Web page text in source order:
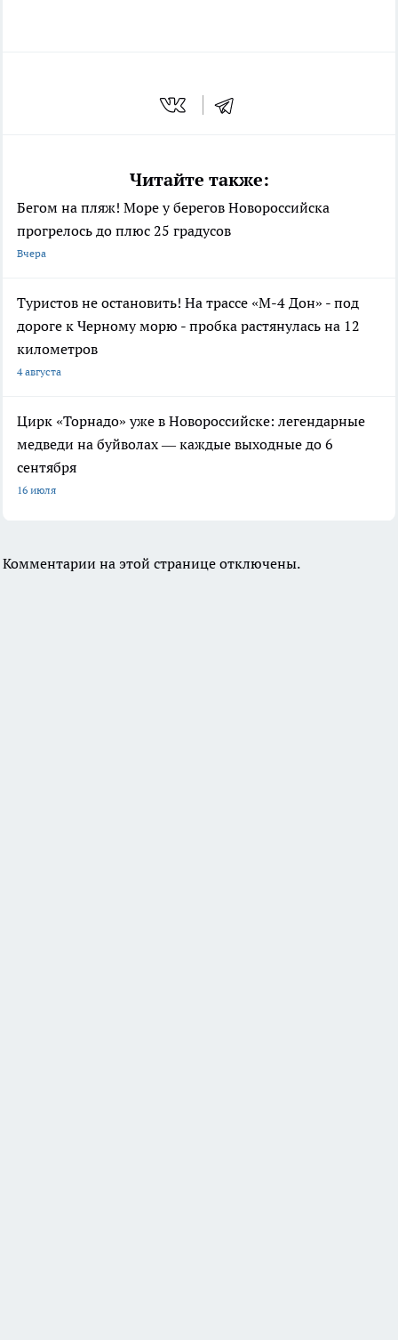
Читайте также:
Бегом на пляж! Море у берегов Новороссийска
прогрелось до плюс 25 градусов
Вчера
Туристов не остановить! На трассе «М-4 Дон» - под
дороге к Черному морю - пробка растянулась на 12
километров
4 августа
Цирк «Торнадо» уже в Новороссийске: легендарные
медведи на буйволах — каждые выходные до 6
сентября
16 июля
Комментарии на этой странице отключены.